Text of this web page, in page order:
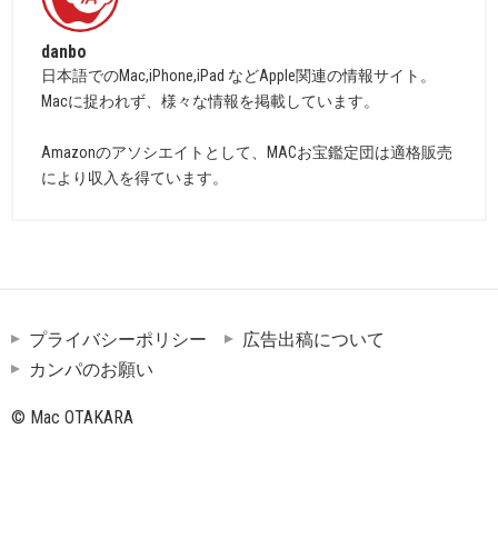
danbo
日本語でのMac,iPhone,iPad などApple関連の情報サイト。
Macに捉われず、様々な情報を掲載しています。
Amazonのアソシエイトとして、MACお宝鑑定団は適格販売
により収入を得ています。
プライバシーポリシー
広告出稿について
カンパのお願い
© Mac OTAKARA